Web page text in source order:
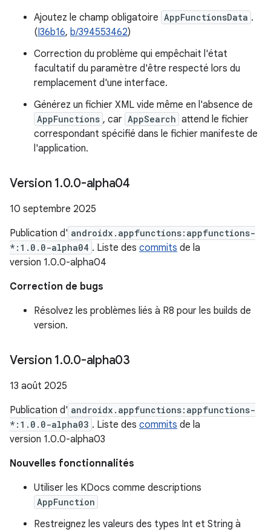
Ajoutez le champ obligatoire AppFunctionsData .
(I36b16, b/394553462)
Correction du problème qui empêchait l'état
facultatif du paramètre d'être respecté lors du
remplacement d'une interface.
Générez un fichier XML vide même en l'absence de
AppFunctions , car AppSearch attend le fichier
correspondant spécifié dans le fichier manifeste de
l'application.
Version 1.0.0-alpha04
10 septembre 2025
Publication d' androidx.appfunctions:appfunctions-
*:1.0.0-alpha04 . Liste des commits de la
version 1.0.0-alpha04
Correction de bugs
Résolvez les problèmes liés à R8 pour les builds de
version.
Version 1.0.0-alpha03
13 août 2025
Publication d' androidx.appfunctions:appfunctions-
*:1.0.0-alpha03 . Liste des commits de la
version 1.0.0-alpha03
Nouvelles fonctionnalités
Utiliser les KDocs comme descriptions
AppFunction
Restreignez les valeurs des types Int et String à